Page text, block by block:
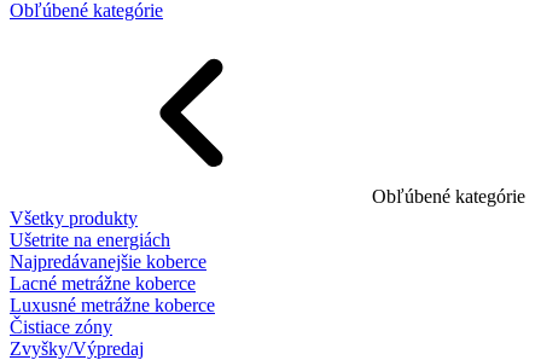
Obľúbené kategórie
Obľúbené kategórie
Všetky produkty
Ušetrite na energiách
Najpredávanejšie koberce
Lacné metrážne koberce
Luxusné metrážne koberce
Čistiace zóny
Zvyšky/Výpredaj